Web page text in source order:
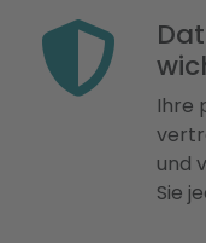
Ihre
und
Sie